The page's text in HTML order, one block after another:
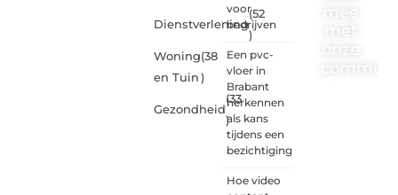
Dienstverlening
(52
)
Woning
en Tuin
(38
)
Gezondheid
(33
)
voor
bedrijven
Een pvc-
vloer in
Brabant
herkennen
als kans
tijdens een
bezichtiging
Hoe video